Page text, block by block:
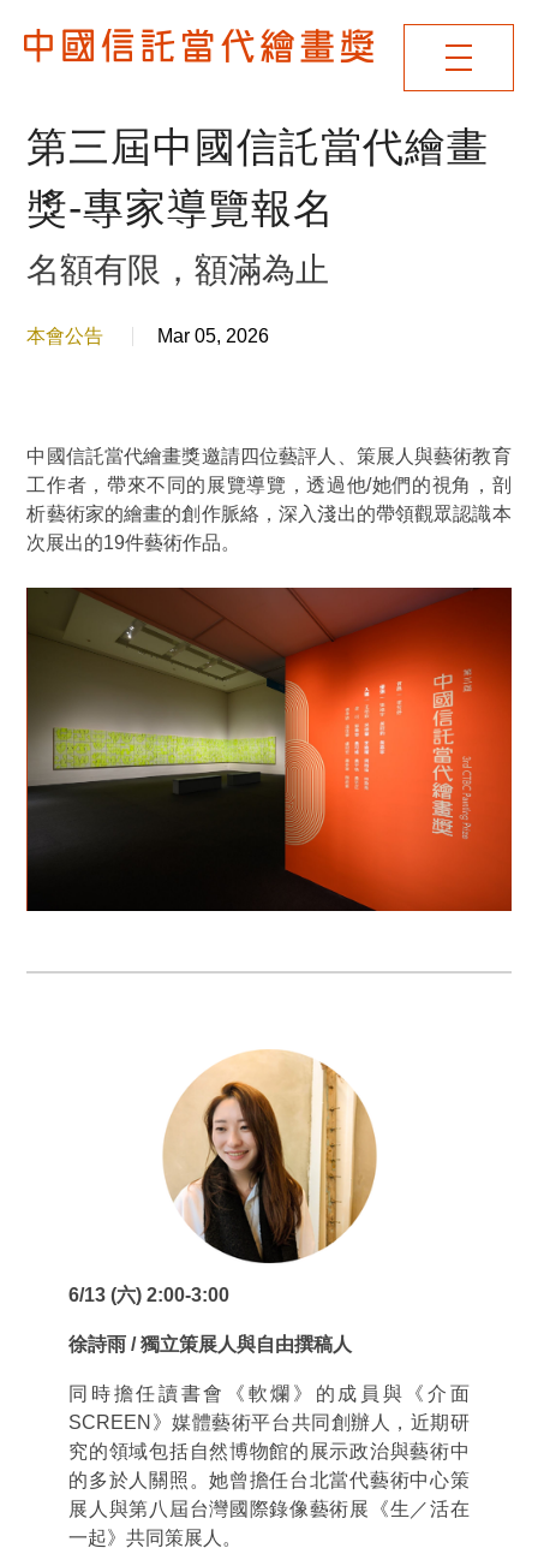
第三屆中國信託當代繪畫
獎-專家導覽報名
名額有限，額滿為止
本會公告 Mar 05, 2026
中國信託當代繪畫獎邀請四位藝評人、策展人與藝術教育
工作者，帶來不同的展覽導覽，透過他/她們的視角，剖
析藝術家的繪畫的創作脈絡，深入淺出的帶領觀眾認識本
次展出的19件藝術作品。
6/13 (六) 2:00-3:00
徐詩雨 / 獨立策展人與自由撰稿人
同時擔任讀書會《軟爛》的成員與《介面
SCREEN》媒體藝術平台共同創辦人，近期研
究的領域包括自然博物館的展示政治與藝術中
的多於人關照。她曾擔任台北當代藝術中心策
展人與第八屆台灣國際錄像藝術展《生／活在
一起》共同策展人。